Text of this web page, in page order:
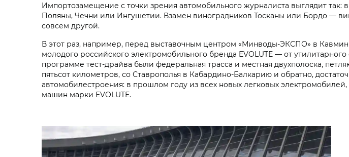
Импортозамещение с точки зрения автомобильного журналиста выглядит
Поляны, Чечни или Ингушетии. Взамен виноградников Тосканы или Бордо —
совсем другой.
В этот раз, например, перед выставочным центром «Минводы-ЭКСПО» в
молодого российского электромобильного бренда EVOLUTE — от
программе тест-драйва были федеральная трасса и местная двухполоска,
пятьсот километров, со Ставрополья в Кабардино-Балкарию и обратно,
автомобилестроения: в прошлом году из всех новых легковых
машин марки EVOLUTE.